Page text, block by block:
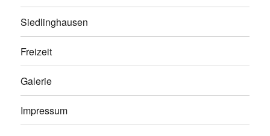
Siedlinghausen
Freizeit
Galerie
Impressum